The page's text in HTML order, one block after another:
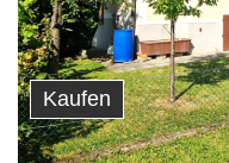
Kaufen